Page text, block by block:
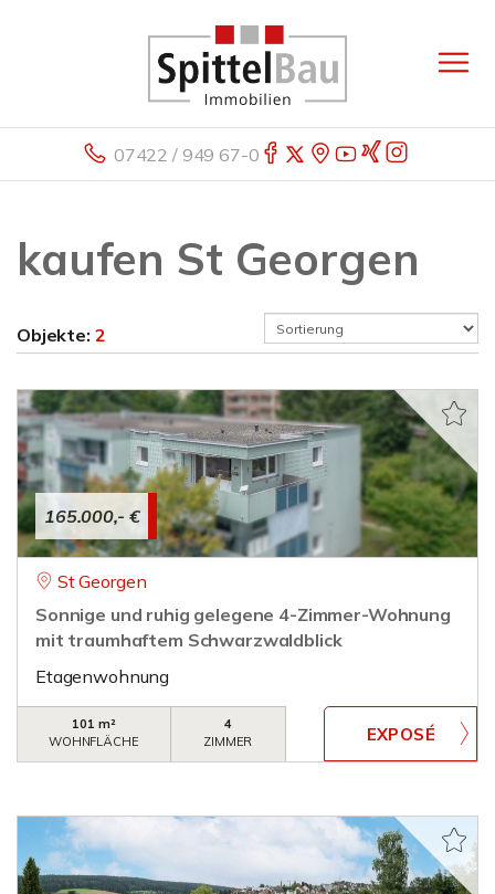
07422 / 949 67-0
kaufen St Georgen
Objekte: 2
165.000,- €
St Georgen
Sonnige und ruhig gelegene 4-Zimmer-Wohnung
mit traumhaftem Schwarzwaldblick
Etagenwohnung
101 m²
WOHNFLÄCHE
4
ZIMMER